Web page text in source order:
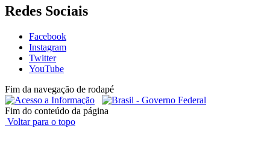
Redes Sociais
Facebook
Instagram
Twitter
YouTube
Fim da navegação de rodapé
Fim do conteúdo da página
Voltar para o topo